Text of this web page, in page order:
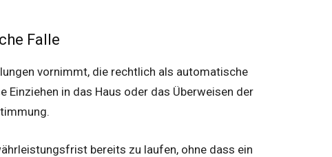
Falle
vornimmt, die rechtlich als automatische
Einziehen in das Haus oder das Überweisen der
bereits zu laufen, ohne dass ein